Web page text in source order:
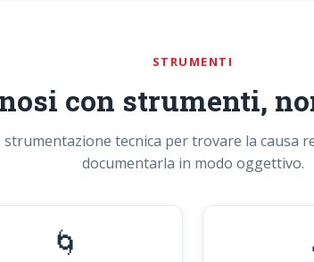
STRUMENTI
con strumenti,
strumentazione tecnica per trovare la causa
documentarla in modo oggettivo.
🌀